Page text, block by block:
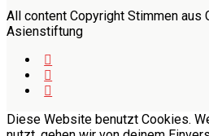
All content Copyright Stimmen aus
Asienstiftung
Diese Website benutzt Cookies.